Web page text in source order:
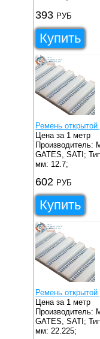
393 РУБ
Купить
Ремень
Цена за 1 метр
Производитель:
GATES, SATI;
мм: 12.7;
602 РУБ
Купить
Ремень
Цена за 1 метр
Производитель:
GATES, SATI;
мм: 22.225;